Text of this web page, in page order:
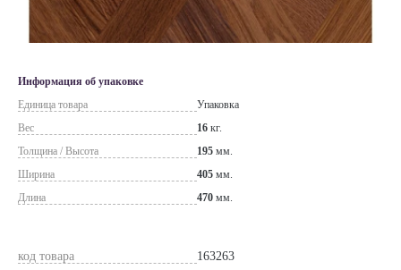
Информация об упаковке
Единица товара
Упаковка
Вес
16 кг.
Толщина / Высота
195 мм.
Ширина
405 мм.
Длина
470 мм.
код товара 163263